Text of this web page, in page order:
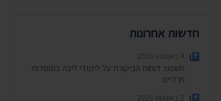
חדשות אחרונות
4 באוגוסט 2026
חשפנו: דוחות הביקורת על לימודי ליבה במוסדות
חרדיים
2 באוגוסט 2026